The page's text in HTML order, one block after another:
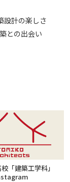
設計の楽しさ
との出会い
「建築工学科」